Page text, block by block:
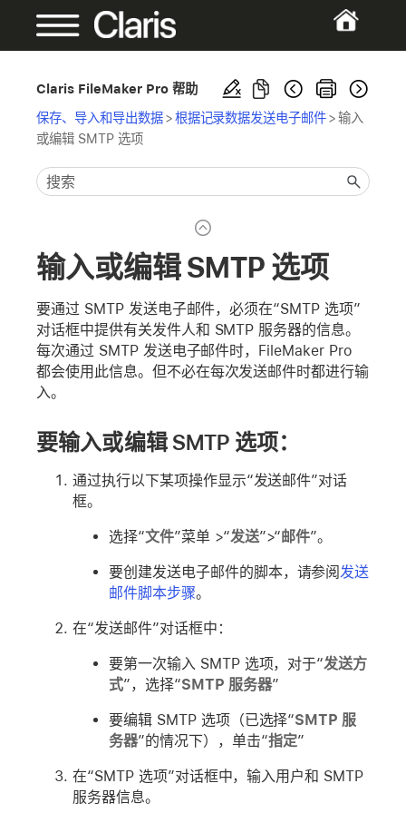
Claris FileMaker Pro 帮助
保存、导入和导出数据>根据记录数据发送电子邮件>输入
或编辑 SMTP 选项
输入或编辑 SMTP 选项
要通过 SMTP 发送电子邮件，必须在“SMTP 选项”
对话框中提供有关发件人和 SMTP 服务器的信息。
每次通过 SMTP 发送电子邮件时，FileMaker Pro
都会使用此信息。但不必在每次发送邮件时都进行输
入。
要输入或编辑 SMTP 选项：
通过执行以下某项操作显示“发送邮件”对话
框。
选择“文件”菜单 >“发送”>“邮件”。
要创建发送电子邮件的脚本，请参阅发送
邮件脚本步骤。
在“发送邮件”对话框中：
要第一次输入 SMTP 选项，对于“发送方
式”，选择“SMTP 服务器”
要编辑 SMTP 选项（已选择“SMTP 服
务器”的情况下），单击“指定”
在“SMTP 选项”对话框中，输入用户和 SMTP
服务器信息。